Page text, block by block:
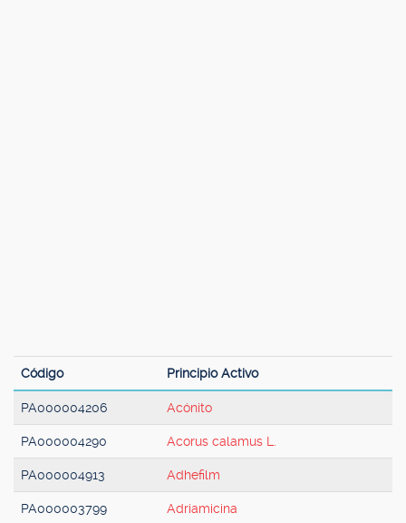
Código Principio Activo
PA000004206 Acónito
PA000004290 Acorus calamus L.
PA000004913 Adhefilm
PA000003799 Adriamicina